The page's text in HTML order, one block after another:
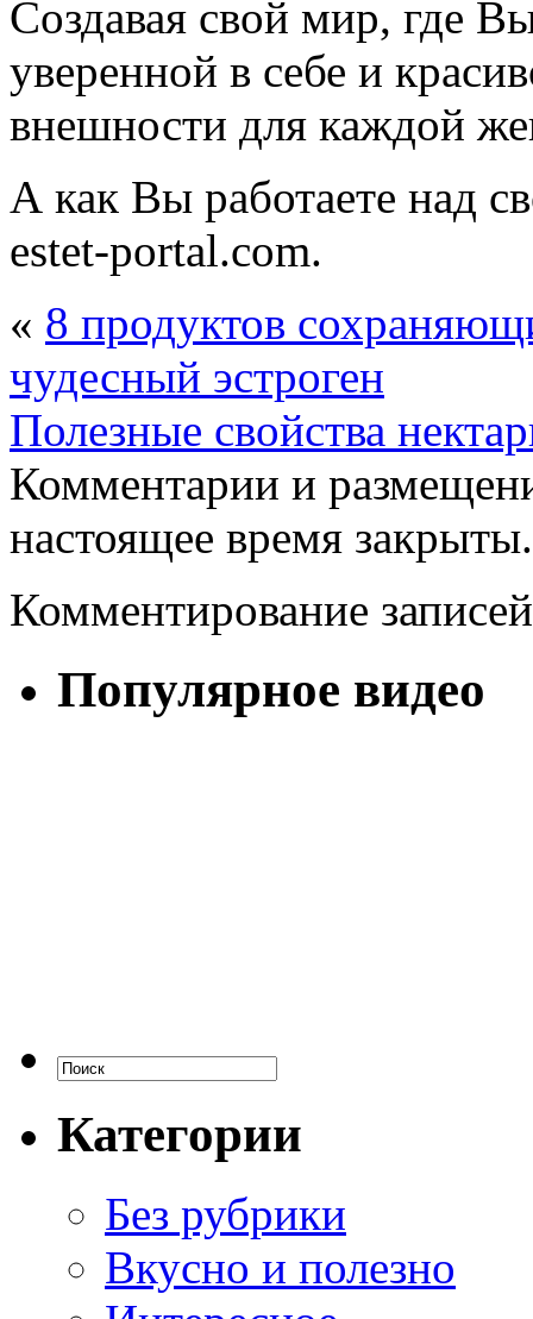
Создавая свой мир, где
уверенной в себе и
внешности для каждой
А как Вы работаете над
estet-portal.com.
« 8 продуктов
чудесный эстроген
Полезные свойства
Комментарии и
настоящее время закрыты.
Комментирование
Популярное видео
Категории
Без рубрики
Вкусно и полезно